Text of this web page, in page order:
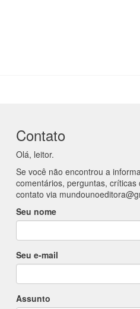
Contato
Olá, leitor.
Se você não encontrou a
comentários, perguntas,
contato via
Seu nome
Seu e-mail
Assunto